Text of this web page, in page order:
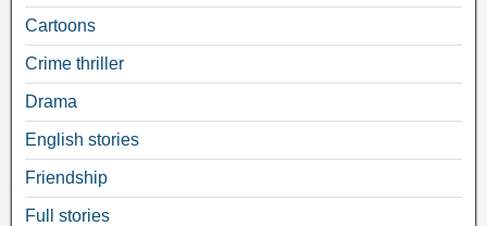
Cartoons
Crime thriller
Drama
English stories
Friendship
Full stories